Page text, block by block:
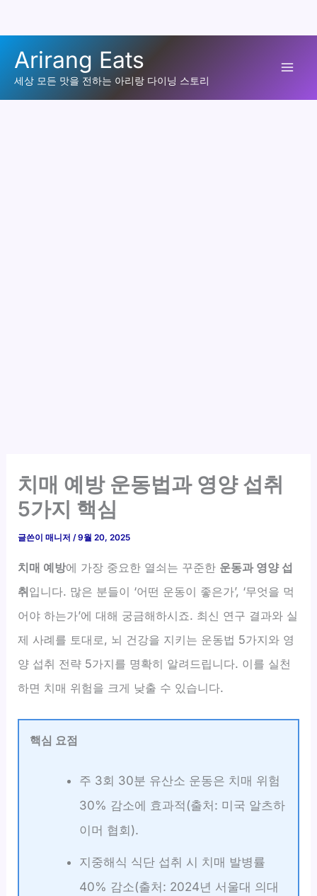
로
Arirang Eats
세상 모든 맛을 전하는 아리랑 다이닝 스토리
치매 예방 운동법과 영양 섭취
5가지 핵심
글쓴이매니저/9월 20, 2025
치매 예방에 가장 중요한 열쇠는 꾸준한 운동과 영양 섭
취입니다. 많은 분들이 ‘어떤 운동이 좋은가’, ‘무엇을 먹
어야 하는가’에 대해 궁금해하시죠. 최신 연구 결과와 실
제 사례를 토대로, 뇌 건강을 지키는 운동법 5가지와 영
양 섭취 전략 5가지를 명확히 알려드립니다. 이를 실천
하면 치매 위험을 크게 낮출 수 있습니다.
핵심 요점
주 3회 30분 유산소 운동은 치매 위험
30% 감소에 효과적(출처: 미국 알츠하
이머 협회).
지중해식 식단 섭취 시 치매 발병률
40% 감소(출처: 2024년 서울대 의대